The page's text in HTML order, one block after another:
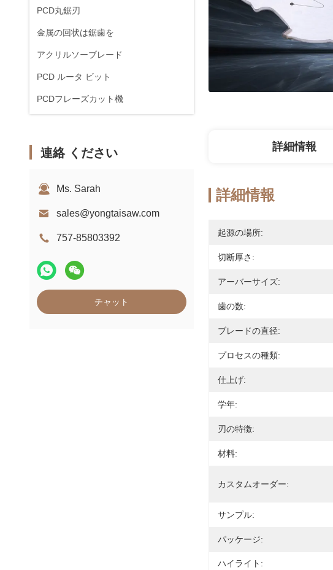
PCD丸鋸刃
金属の回状は鋸歯を
アクリルソーブレード
PCD ルータ ビット
PCDフレーズカット機
連絡 ください
Ms. Sarah
sales@yongtaisaw.com
757-85803392
チャット
詳細情報
詳細情報
起源の場所:
切断厚さ:
アーバーサイズ:
歯の数:
ブレードの直径:
プロセスの種類:
仕上げ:
学年:
刃の特徴:
材料:
カスタムオーダー:
サンプル:
パッケージ:
ハイライト: